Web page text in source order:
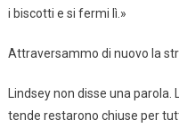
i biscotti e si fermi lì.»
Attraversammo di nuovo la
Lindsey non disse una
tende restarono chiuse per